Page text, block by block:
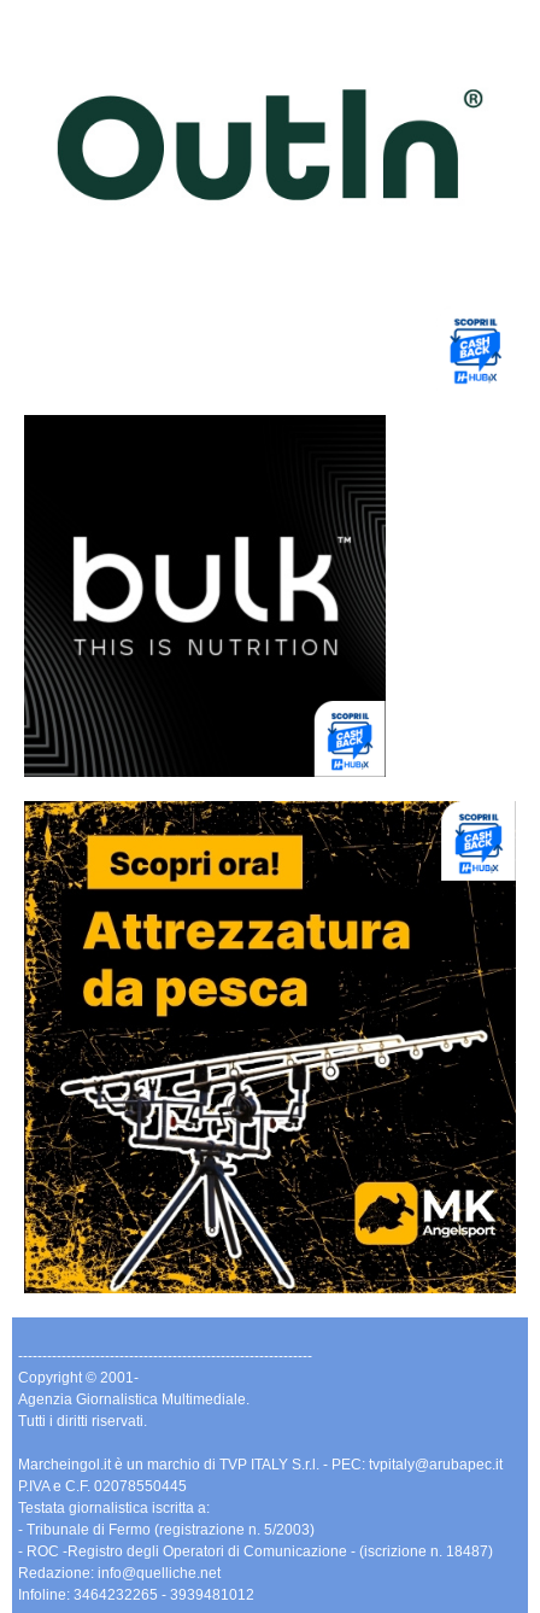
-------------------------------------------------------------
Copyright © 2001-
Agenzia Giornalistica Multimediale.
Tutti i diritti riservati.
Marcheingol.it è un marchio di TVP ITALY S.r.l. - PEC: tvpitaly@arubapec.it
P.IVA e C.F. 02078550445
Testata giornalistica iscritta a:
- Tribunale di Fermo (registrazione n. 5/2003)
- ROC -Registro degli Operatori di Comunicazione - (iscrizione n. 18487)
Redazione: info@quelliche.net
Infoline: 3464232265 - 3939481012